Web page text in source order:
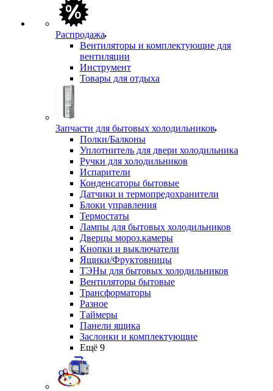
Распродажа
Вентиляторы и комплектующие для
вентиляции
Инструмент
Товары для отдыха
Запчасти для бытовых холодильников
Полки/Балконы
Уплотнитель для двери холодильника
Ручки для холодильников
Испарители
Конденсаторы бытовые
Датчики и термопредохранители
Блоки управления
Термостаты
Лампы для бытовых холодильников
Дверцы мороз.камеры
Кнопки и выключатели
Ящики/Фруктовницы
ТЭНы для бытовых холодильников
Вентиляторы бытовые
Трансформаторы
Разное
Таймеры
Панели ящика
Заслонки и комплектующие
Ещё 9